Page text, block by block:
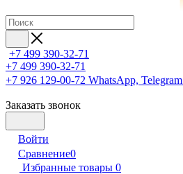
+7 499 390-32-71
+7 499 390-32-71
+7 926 129-00-72 WhatsApp, Telegram
Заказать звонок
Войти
Сравнение0
Избранные товары 0